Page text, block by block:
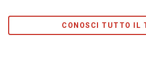
CONOSCI TUTTO IL